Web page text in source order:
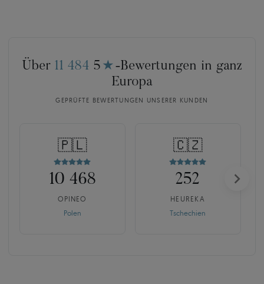
Über 11 484 5 ★ -Bewertungen in ganz
Europa
GEPRÜFTE BEWERTUNGEN UNSERER KUNDEN
🇵🇱
10 468
OPINEO
Polen
🇨🇿
252
HEUREKA
Tschechien